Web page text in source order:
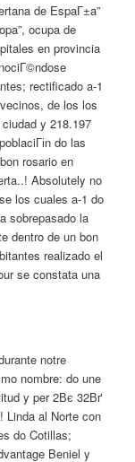
de EspaГ±a”
ocupa de
en provincia
rectificado a-1
de los los
y 218.197
do las
rosario en
Absolutely no
los cuales a-1 do
sobrepasado la
dentro de un bon
realizado el
se constata una
notre
nombre: do une
y per 2Вє 32Вґ
Linda al Norte con
do Cotillas;
Beniel y